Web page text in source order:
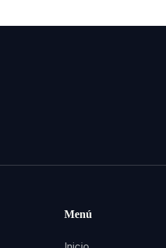
Menú